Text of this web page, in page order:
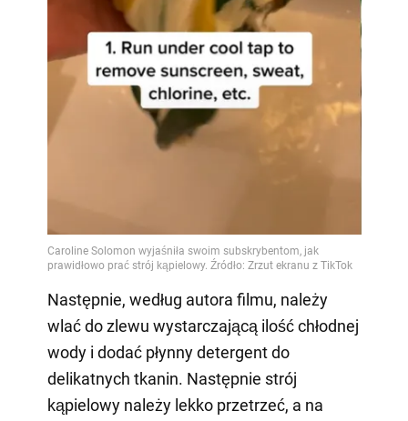
Następnie, według autora filmu, należy
wlać do zlewu wystarczającą ilość chłodnej
wody i dodać płynny detergent do
delikatnych tkanin. Następnie strój
kąpielowy należy lekko przetrzeć, a na